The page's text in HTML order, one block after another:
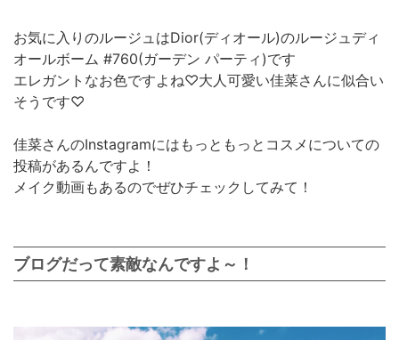
お気に入りのルージュはDior(ディオール)のルージュディ
オールボーム #760(ガーデン パーティ)です
エレガントなお色ですよね♡大人可愛い佳菜さんに似合い
そうです♡
佳菜さんのInstagramにはもっともっとコスメについての
投稿があるんですよ！
メイク動画もあるのでぜひチェックしてみて！
ブログだって素敵なんですよ～！